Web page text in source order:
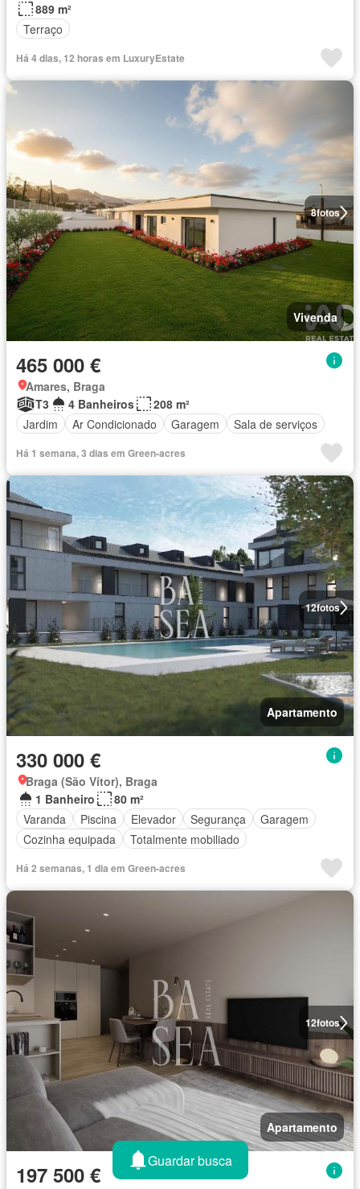
889 m²
Terraço
Há 4 dias, 12 horas em LuxuryEstate
8fotos
Vivenda
465 000 €
Amares, Braga
T3
4 Banheiros
208 m²
Jardim
Ar Condicionado Garagem Sala de serviços
Há 1 semana, 3 dias em Green-acres
12fotos
Apartamento
330 000 €
Braga (São Vítor), Braga
1 Banheiro
80 m²
Varanda
Piscina Elevador Segurança
Garagem
Cozinha equipada
Totalmente mobiliado
Há 2 semanas, 1 dia em Green-acres
12fotos
Apartamento
197 500 €
Guardar busca